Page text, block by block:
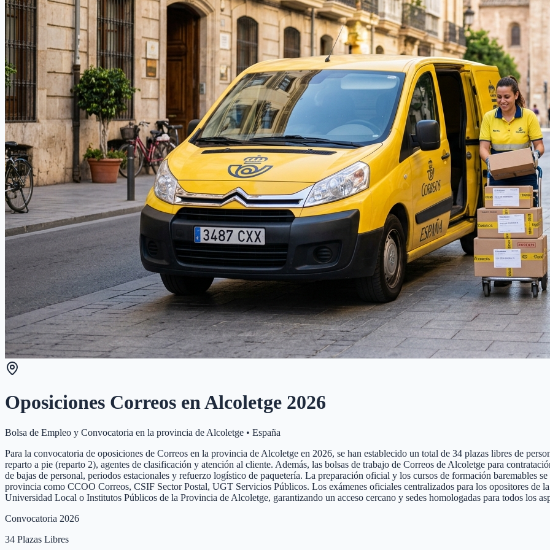
Oposiciones Correos enAlcoletge 2026
Bolsa de Empleo y Convocatoria en la provincia de Alcoletge • España
Para la convocatoria de oposiciones de Correos en la provincia de Alcoletge en 2026, se han establecido un total de 34 plazas libres de
reparto a pie (reparto 2), agentes de clasificación y atención al cliente. Además, las bolsas de trabajo de Correos de Alcoletge para
de bajas de personal, periodos estacionales y refuerzo logístico de paquetería. La preparación oficial y los cursos de formación baremables
provincia como CCOO Correos, CSIF Sector Postal, UGT Servicios Públicos. Los exámenes oficiales centralizados para los opositores de
Universidad Local o Institutos Públicos de la Provincia de Alcoletge, garantizando un acceso cercano y sedes homologadas para todos los
Convocatoria 2026
34 Plazas Libres